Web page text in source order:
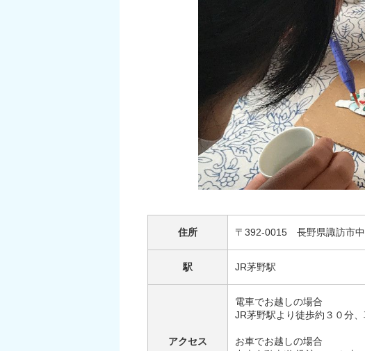
住所 〒392-0015 長野県諏訪市
駅 JR茅野駅
アクセス
電車でお越しの場合
JR茅野駅より徒歩約３０分
お車でお越しの場合